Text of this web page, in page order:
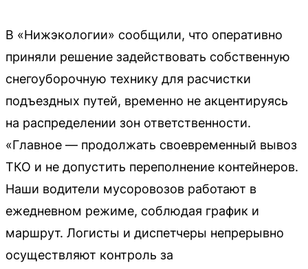
В «Нижэкологии» сообщили, что оперативно
приняли решение задействовать собственную
снегоуборочную технику для расчистки
подъездных путей, временно не акцентируясь
на распределении зон ответственности.
«Главное — продолжать своевременный вывоз
ТКО и не допустить переполнение контейнеров.
Наши водители мусоровозов работают в
ежедневном режиме, соблюдая график и
маршрут. Логисты и диспетчеры непрерывно
осуществляют контроль за